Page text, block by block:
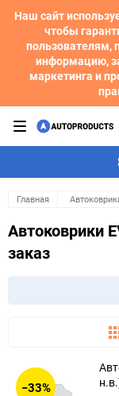
Наш сайт
чтобы
пользователям,
информацию,
маркетинга и
Главная
Автоковрики
заказ
−33%